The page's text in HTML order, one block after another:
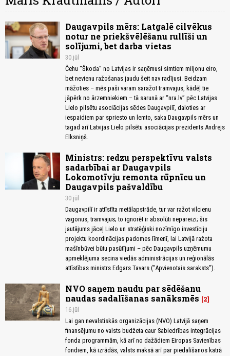
Daugavpils mērs: Latgalē cilvēkus
notur ne priekšvēlēšanu rullīši un
solījumi, bet darba vietas
30.jūl
Čehu “Škoda” no Latvijas ir saņēmusi simtiem miljonu eiro,
bet nevienu ražošanas jaudu šeit nav radījusi. Beidzam
māžoties – mēs paši varam saražot tramvajus, kādēļ tie
jāpērk no ārzemniekiem – tā sarunā ar “nra.lv” pēc Latvijas
Lielo pilsētu asociācijas sēdes Daugavpilī, daloties ar
iespaidiem par spriesto un lemto, saka Daugavpils mērs un
tagad arī Latvijas Lielo pilsētu asociācijas prezidents Andrejs
Elksniņš.
Ministrs: redzu perspektīvu valsts
sadarbībai ar Daugavpils
Lokomotīvju remonta rūpnīcu un
Daugavpils pašvaldību
30.jūl
Daugavpilī ir attīstīta metālapstrāde, tur var ražot vilcienu
vagonus, tramvajus; to ignorēt ir absolūti nepareizi; šis
jautājums jāceļ Lielo un stratēģiski nozīmīgo investīciju
projektu koordinācijas padomes līmenī, lai Latvijā ražota
mašīnbūvei būtu pasūtījumi – pēc Daugavpils uzņēmumu
apmeklējuma secina viedās administrācijas un reģionālās
attīstības ministrs Edgars Tavars ("Apvienotais saraksts").
NVO saņem naudu par sēdēšanu
naudas sadalīšanas sanāksmēs
2
16.jūl
Lai gan nevalstiskās organizācijas (NVO) Latvijā saņem
finansējumu no valsts budžeta caur Sabiedrības integrācijas
fonda programmām, kā arī no dažādiem Eiropas Savienības
fondiem, kā izrādās, valsts maksā arī par piedalīšanos katrā